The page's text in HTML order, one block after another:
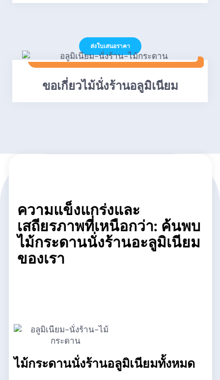
ส่งใบเสนอราคา
ขอเกี่ยวไม้นั่งร้านอลูมิเนียม
ความแข็งแกร่งและ
เสถียรภาพที่เหนือกว่า: ค้นพบ
ไม้กระดานนั่งร้านอะลูมิเนียม
ของเรา
ไม้กระดานนั่งร้านอลูมิเนียมทั้งหมด